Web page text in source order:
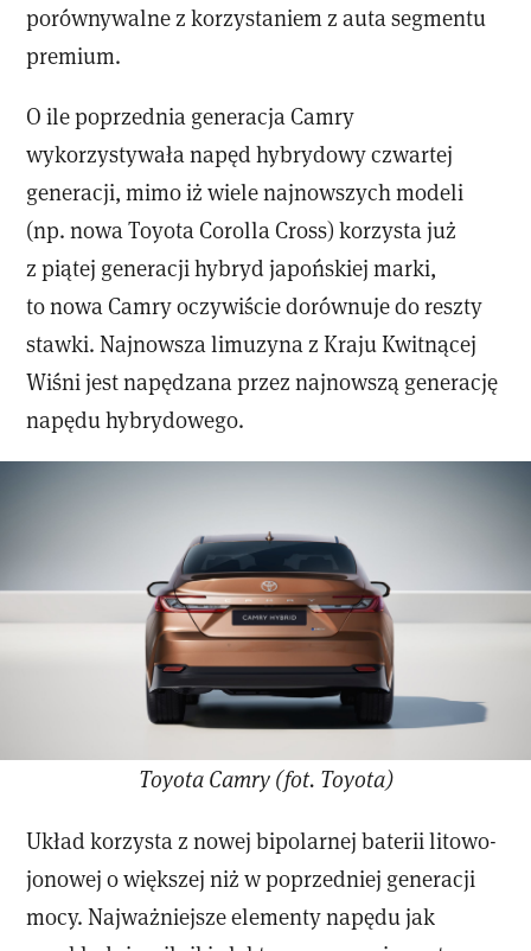
porównywalne z korzystaniem z auta segmentu
premium.
O ile poprzednia generacja Camry
wykorzystywała napęd hybrydowy czwartej
generacji, mimo iż wiele najnowszych modeli
(np. nowa Toyota Corolla Cross) korzysta już
z piątej generacji hybryd japońskiej marki,
to nowa Camry oczywiście dorównuje do reszty
stawki. Najnowsza limuzyna z Kraju Kwitnącej
Wiśni jest napędzana przez najnowszą generację
napędu hybrydowego.
Toyota Camry (fot. Toyota)
Układ korzysta z nowej bipolarnej baterii litowo-
jonowej o większej niż w poprzedniej generacji
mocy. Najważniejsze elementy napędu jak